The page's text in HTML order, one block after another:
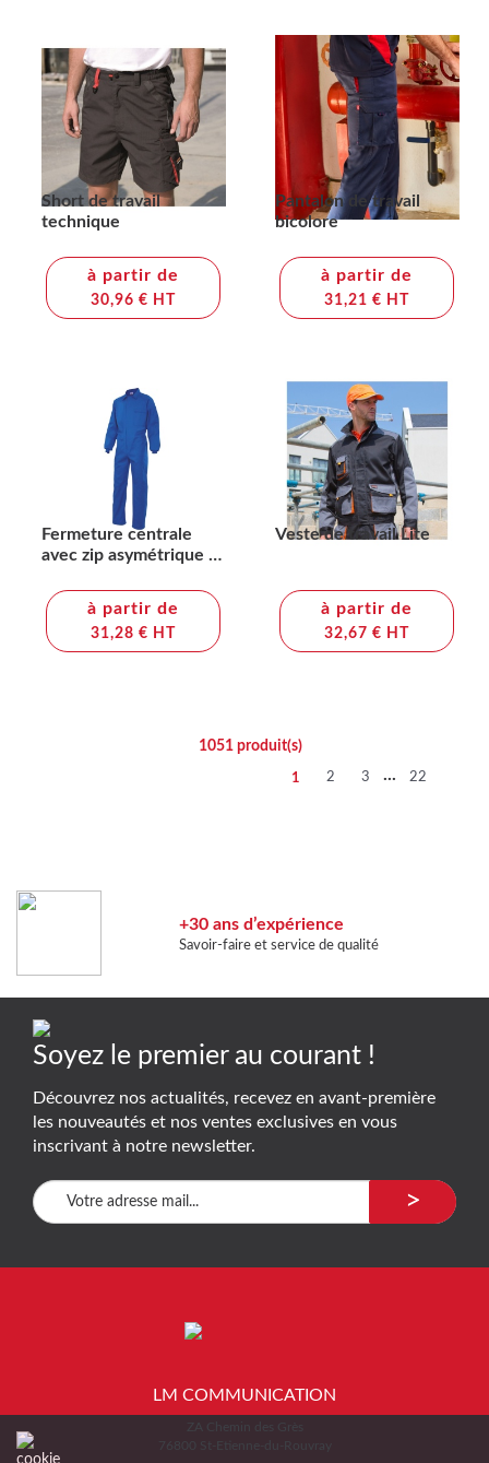
Short de travail
technique
à partir de
30,96 € HT
Pantalon de travail
bicolore
à partir de
31,21 € HT
Fermeture centrale
avec zip asymétrique et
Manche raglan. Taille
élastiquée.à partir de
31,28 € HT
Veste de travail Lite
à partir de
32,67 € HT
1051produit(s)
1 2 3 ... 22
Accès à votre
Soyez le premier au courant !
Découvrez nos actualités, recevez en avant-première
les nouveautés et nos ventes exclusives en vous
inscrivant à notre newsletter.
>
LM COMMUNICATION